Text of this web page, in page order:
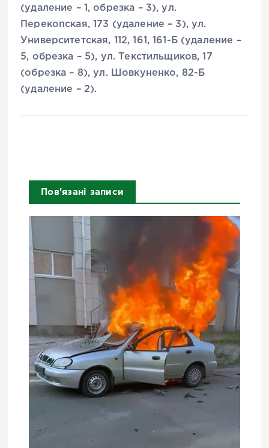
(удаление – 1, обрезка – 3), ул.
Перекопская, 173 (удаление – 3), ул.
Университетская, 112, 161, 161-Б (удаление –
5, обрезка – 5), ул. Текстильщиков, 17
(обрезка – 8), ул. Шовкуненко, 82-Б
(удаление – 2).
Пов'язані записи